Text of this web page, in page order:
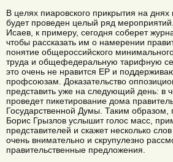
В целях пиаровского прикрытия на днях
будет проведен целый ряд
Исаев, к примеру, сегодня соберет
чтобы рассказать им о намерении
понятие общероссийского
труда и общефедеральную тарифную
это очень не нравится ЕР и
профсоюзам. Доказательство
представить уже на следующий день: в
проведет пикетирование дома
Государственной Думы. Таким образом,
Борис Грызлов услышит голос масс,
представителей и скажет несколько
очень внимательно и скрупулезно
правительственные предложения.